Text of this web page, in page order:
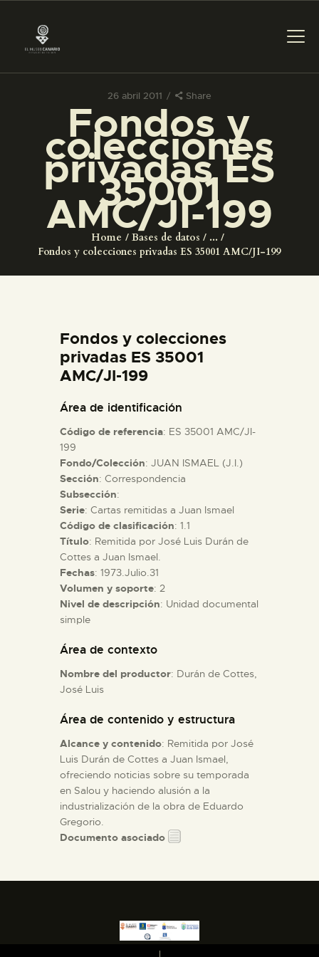
26 abril 2011 Share
Fondos y
colecciones
privadas ES
35001
AMC/JI-199
Home Bases de datos
...
Fondos y colecciones privadas ES 35001 AMC/JI-199
PREPARAR LA VISITA
ACTIVIDADES
█
EL MUSEO
DIDÁCTICA
ESPAÑOL
ACTIVIDADES
█
EL MUSEO
COLECCIONES
ESPAÑOL
Fondos y colecciones
privadas ES 35001
AMC/JI-199
Área de identificación
Código de referencia: ES 35001 AMC/JI-
199
Fondo/Colección: JUAN ISMAEL (J.I.)
Sección: Correspondencia
Subsección:
Serie: Cartas remitidas a Juan Ismael
Código de clasificación: 1.1
Título: Remitida por José Luis Durán de
Cottes a Juan Ismael.
Fechas: 1973.Julio.31
Volumen y soporte: 2
Nivel de descripción: Unidad documental
simple
Área de contexto
Nombre del productor: Durán de Cottes,
José Luis
Área de contenido y estructura
Alcance y contenido: Remitida por José
Luis Durán de Cottes a Juan Ismael,
ofreciendo noticias sobre su temporada
en Salou y haciendo alusión a la
industrialización de la obra de Eduardo
Gregorio.
Documento asociado